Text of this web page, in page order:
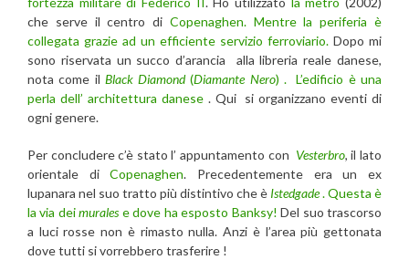
che serve il centro di Copenaghen. Mentre la periferia è
collegata grazie ad un efficiente servizio ferroviario. Dopo mi
sono riservata un succo d’arancia alla libreria reale danese,
nota come il Black Diamond(Diamante Nero) . L’edificio è una
perla dell’ architettura danese. Qui si organizzano eventi di
ogni genere.
Per concludere c’è stato l’ appuntamento con Vesterbro, il lato
orientale diCopenaghen. Precedentemente era un ex
lupanara nel suo tratto più distintivo che è Istedgade. Questa è
la via deimuralese dove ha esposto Banksy! Del suo trascorso
a luci rosse non è rimasto nulla. Anzi è l’area più gettonata
dove tutti si vorrebbero trasferire !